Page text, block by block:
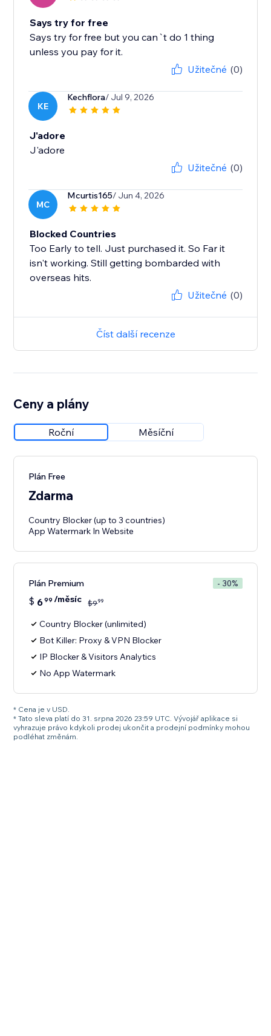
Says try for free
Says try for free but you can`t do 1 thing
unless you pay for it.
Užitečné (0)
KE
Kechflora/ Jul 9, 2026
J'adore
J'adore
Užitečné (0)
MC
Mcurtis165/ Jun 4, 2026
Blocked Countries
Too Early to tell. Just purchased it. So Far it
isn't working. Still getting bombarded with
overseas hits.
Užitečné (0)
Číst další recenze
Ceny a plány
Roční Měsíční
Plán Free
Zdarma
Country Blocker (up to 3 countries)
App Watermark In Website
Plán Premium - 30%
$ 699 /měsíc $999
Country Blocker (unlimited)
Bot Killer: Proxy & VPN Blocker
IP Blocker & Visitors Analytics
No App Watermark
* Cena je v USD.
* Tato sleva platí do 31. srpna 2026 23:59 UTC. Vývojář aplikace si
vyhrazuje právo kdykoli prodej ukončit a prodejní podmínky mohou
podléhat změnám.